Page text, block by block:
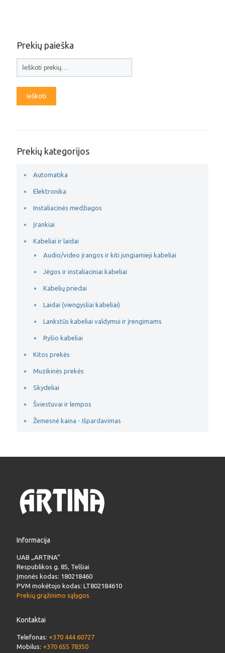
Prekių paieška
Ieškoti
Prekių kategorijos
Automatika
Elektronika
Instaliacinės medžiagos
Įrankiai
Kabeliai ir laidai
Audio/video įrangos ir kiti jungiamieji kabeliai
Jėgos ir instaliaciniai kabeliai
Kabelių priedai
Laidai (viengysliai kabeliai)
Lankstūs kabeliai valdymui ir įrengimams
Ryšio kabeliai
Kitos prekės
Muzikinės prekės
Skydeliai
Šviestuvai ir lempos
Žemesnė kaina - Išpardavimas
Informacija
UAB „ARTINA“
Respublikos g. 85, Telšiai
Įmonės kodas: 180218460
PVM mokėtojo kodas: LT802184610
Prekių grąžinimo sąlygos
Kontaktai
Telefonas: +370 444 60727
Mobilus: +370 655 78350